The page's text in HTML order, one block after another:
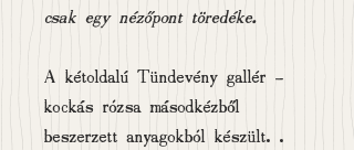
csak egy nézőpont töredéke.
A kétoldalú Tündevény gallér -
kockás rózsa másodkézből
beszerzett anyagokból készült. .